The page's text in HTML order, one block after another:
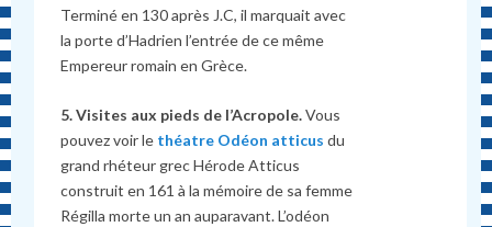
Terminé en 130 après J.C, il marquait avec
la porte d’Hadrien l’entrée de ce même
Empereur romain en Grèce.
5.Visites aux pieds de l’Acropole.Vous
pouvez voir le théatre Odéon atticus du
grand rhéteur grec Hérode Atticus
construit en 161 à la mémoire de sa femme
Régilla morte un an auparavant. L’odéon